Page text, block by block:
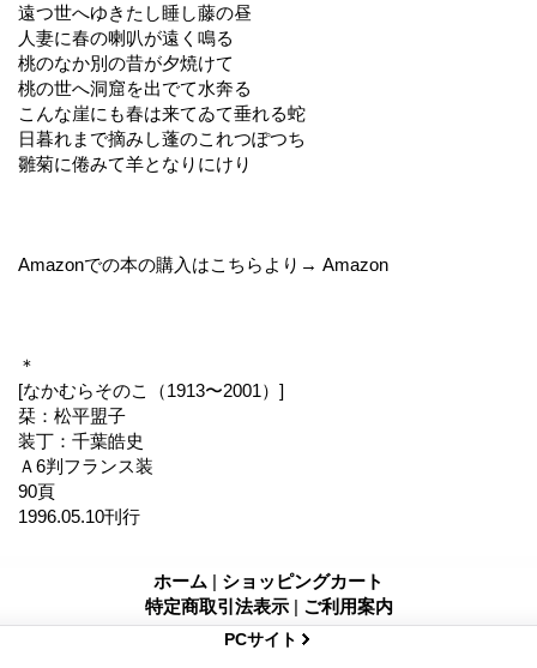
遠つ世へゆきたし睡し藤の昼
人妻に春の喇叭が遠く鳴る
桃のなか別の昔が夕焼けて
桃の世へ洞窟を出でて水奔る
こんな崖にも春は来てゐて垂れる蛇
日暮れまで摘みし蓬のこれつぽつち
雛菊に倦みて羊となりにけり
Amazonでの本の購入はこちらより→ Amazon
＊
[なかむらそのこ（1913〜2001）]
栞：松平盟子
装丁：千葉皓史
Ａ6判フランス装
90頁
1996.05.10刊行
ホーム | ショッピングカート
特定商取引法表示 | ご利用案内
PCサイト